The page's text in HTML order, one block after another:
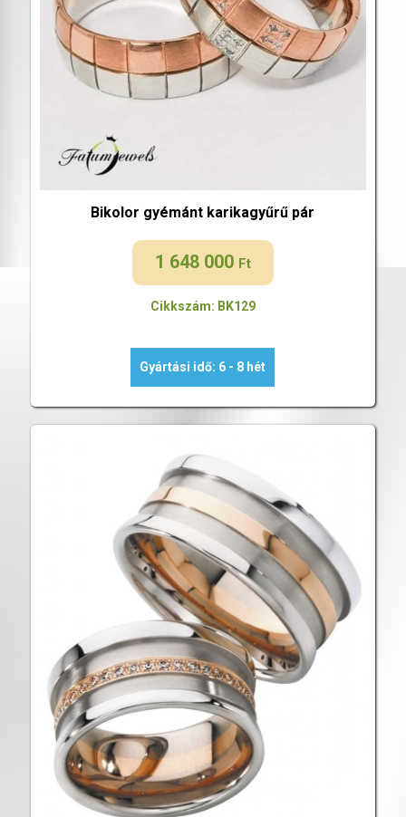
Bikolor gyémánt karikagyűrű pár
1 648 000 Ft
Cikkszám: BK129
Gyártási idő: 6 - 8 hét